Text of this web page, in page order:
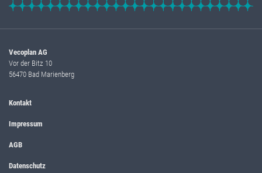
Vecoplan AG
Vor der Bitz 10
56470 Bad Marienberg
Kontakt
Impressum
AGB
Datenschutz